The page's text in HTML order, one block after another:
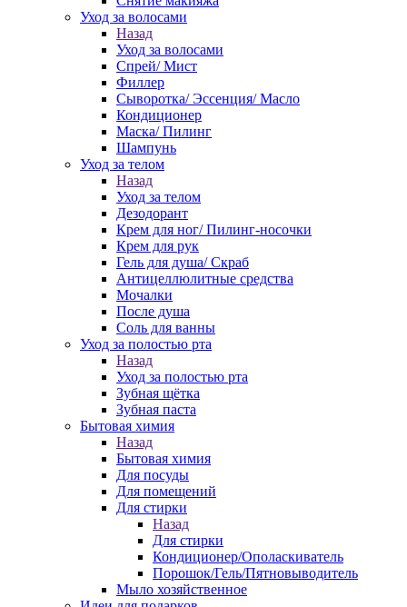
Уход за волосами
Назад
Уход за волосами
Спрей/ Мист
Филлер
Сыворотка/ Эссенция/ Масло
Кондиционер
Маска/ Пилинг
Шампунь
Уход за телом
Назад
Уход за телом
Дезодорант
Крем для ног/ Пилинг-носочки
Крем для рук
Гель для душа/ Скраб
Антицеллюлитные средства
Мочалки
После душа
Соль для ванны
Уход за полостью рта
Назад
Уход за полостью рта
Зубная щётка
Зубная паста
Бытовая химия
Назад
Бытовая химия
Для посуды
Для помещений
Для стирки
Назад
Для стирки
Кондиционер/Ополаскиватель
Порошок/Гель/Пятновыводитель
Мыло хозяйственное